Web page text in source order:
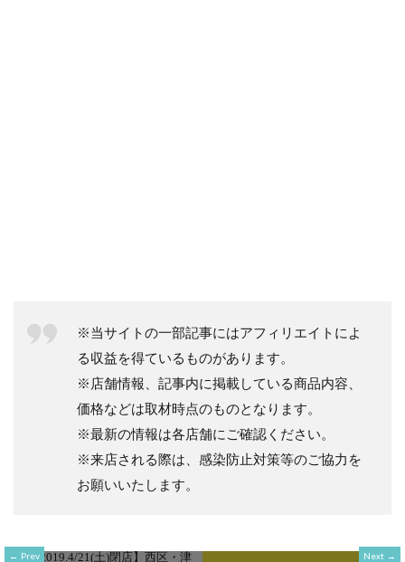
※当サイトの一部記事にはアフィリエイトによ
る収益を得ているものがあります。
※店舗情報、記事内に掲載している商品内容、
価格などは取材時点のものとなります。
※最新の情報は各店舗にご確認ください。
※来店される際は、感染防止対策等のご協力を
お願いいたします。
Prev Next